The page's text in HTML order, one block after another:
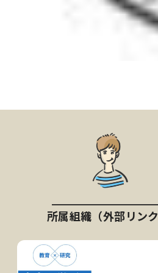
所属組織（外部リン